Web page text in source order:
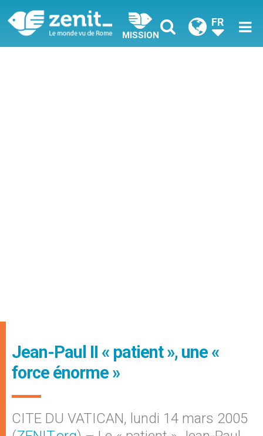
MISSION
FR
Jean-Paul II « patient », une «
force énorme »
CITE DU VATICAN, lundi 14 mars 2005